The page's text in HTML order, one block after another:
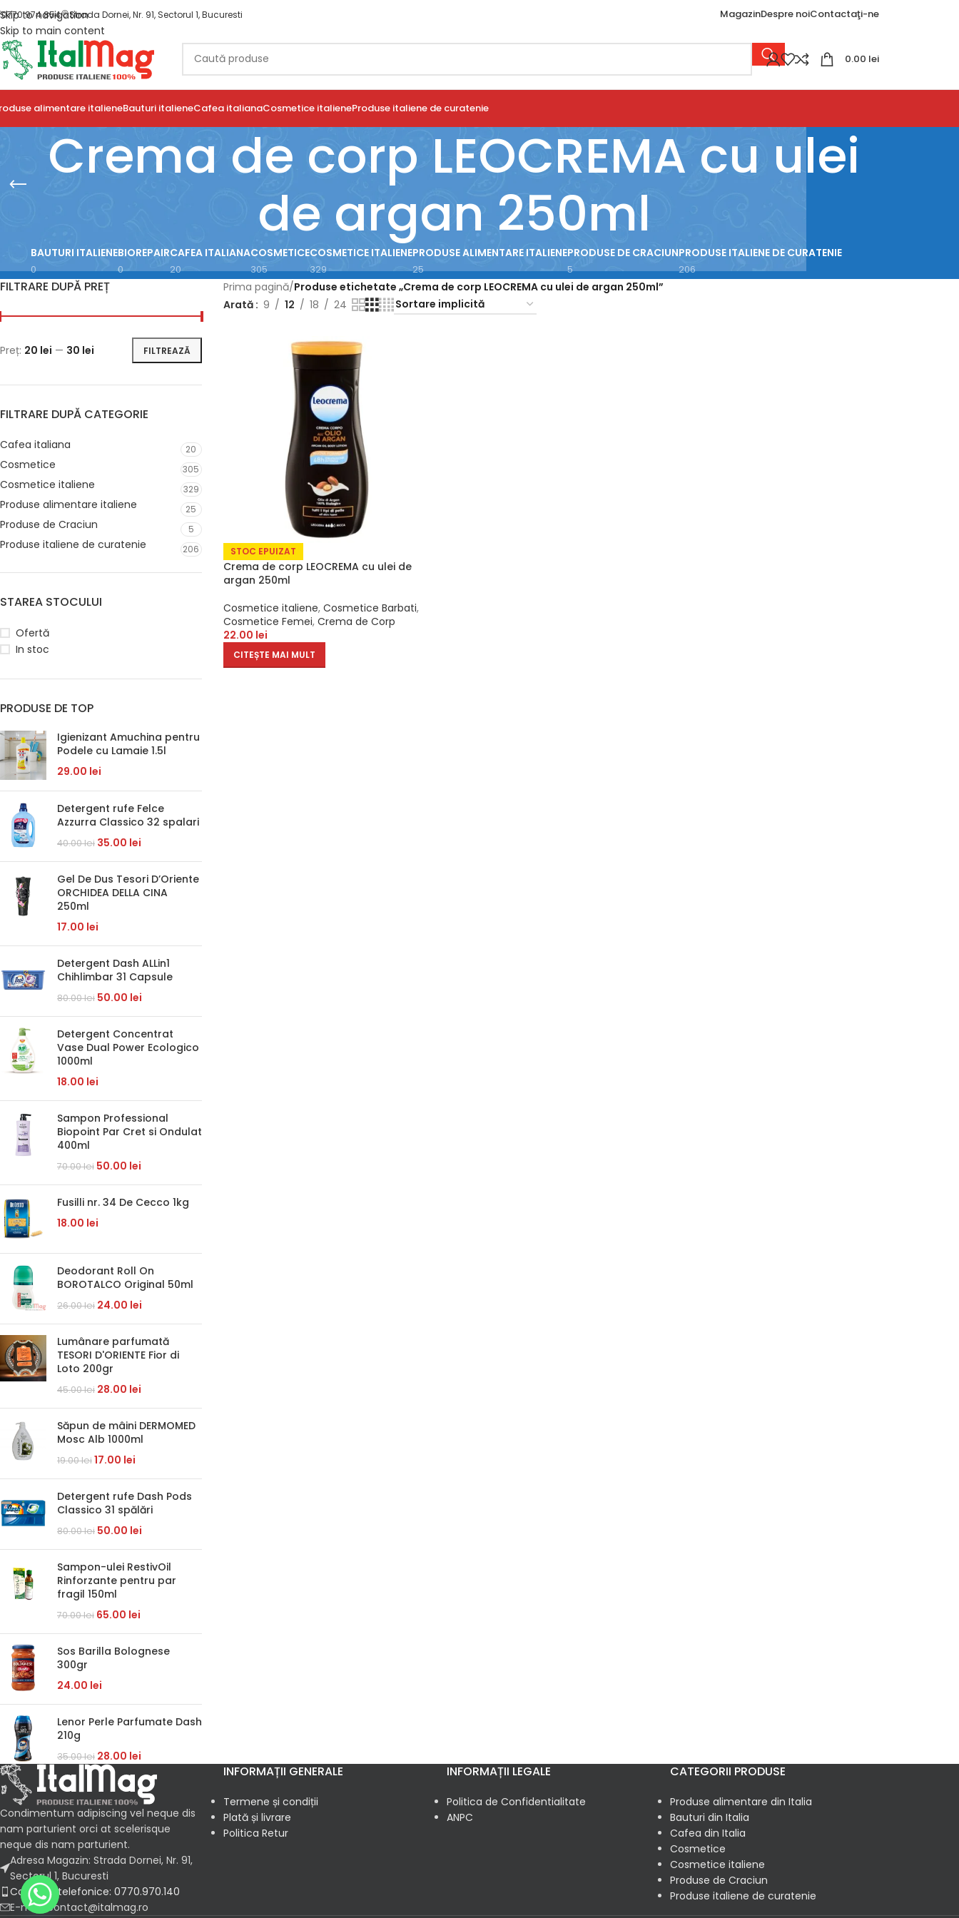
Skip to navigation
Skip to main content
0770 974 854 Strada Dornei, Nr. 91, Sectorul 1, Bucuresti MagazinDespre noiContactaţi-ne
0.00 lei
alimentare italieneBauturi italieneCafea italianaCosmetice italieneProduse italiene de curatenie
Crema de corp LEOCREMA cu ulei
de argan 250ml
BAUTURI ITALIENE
0
BIOREPAIR
0
CAFEA ITALIANA
20
COSMETICE
305
COSMETICE ITALIENE
329
PRODUSE ALIMENTARE ITALIENE
25
PRODUSE DE CRACIUN
5
PRODUSE ITALIENE DE CURATENIE
206
FILTRARE DUPĂ PREȚ
FILTREAZĂ
Preț: 20 lei — 30 lei
FILTRARE DUPĂ CATEGORIE
Cafea italiana 20
Cosmetice 305
Cosmetice italiene 329
Produse alimentare italiene 25
Produse de Craciun 5
Produse italiene de curatenie 206
STAREA STOCULUI
Ofertă
In stoc
PRODUSE DE TOP
Igienizant Amuchina pentru
Podele cu Lamaie 1.5l
29.00 lei
Detergent rufe Felce
Azzurra Classico 32 spalari
40.00lei 35.00 lei
Gel De Dus Tesori D’Oriente
ORCHIDEA DELLA CINA
250ml
17.00 lei
Detergent Dash ALLin1
Chihlimbar 31 Capsule
80.00lei 50.00 lei
Detergent Concentrat
Vase Dual Power Ecologico
1000ml
18.00 lei
Sampon Professional
Biopoint Par Cret si Ondulat
400ml
70.00lei 50.00 lei
Fusilli nr. 34 De Cecco 1kg
18.00 lei
Deodorant Roll On
BOROTALCO Original 50ml
26.00lei 24.00 lei
Lumânare parfumată
TESORI D'ORIENTE Fior di
Loto 200gr
45.00lei 28.00 lei
Săpun de mâini DERMOMED
Mosc Alb 1000ml
19.00lei17.00 lei
Detergent rufe Dash Pods
Classico 31 spălări
80.00lei 50.00 lei
Sampon-ulei RestivOil
Rinforzante pentru par
fragil 150ml
70.00lei 65.00 lei
Sos Barilla Bolognese
300gr
24.00 lei
Lenor Perle Parfumate Dash
210g
35.00lei 28.00 lei
Prima pagină/Produse etichetate „Crema de corp LEOCREMA cu ulei de argan 250ml”
Arată
9 12 18 24
STOC EPUIZAT
Crema de corp LEOCREMA cu ulei de
argan 250ml
Cosmetice italiene, Cosmetice Barbati,
Cosmetice Femei, Crema de Corp
22.00 lei
CITEȘTE MAI MULT
Condimentum adipiscing vel neque dis
nam parturient orci at scelerisque
neque dis nam parturient.
Adresa Magazin: Strada Dornei, Nr. 91,
Sectorul 1, Bucuresti
Comenzi telefonice: 0770.970.140
E-mail: contact@italmag.ro
INFORMAȚII GENERALE
Termene și condiții
Plată și livrare
Politica Retur
INFORMAȚII LEGALE
Politica de Confidentialitate
ANPC
CATEGORII PRODUSE
Produse alimentare din Italia
Bauturi din Italia
Cafea din Italia
Cosmetice
Cosmetice italiene
Produse de Craciun
Produse italiene de curatenie